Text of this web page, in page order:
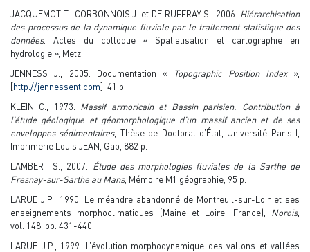
JACQUEMOT T., CORBONNOIS J. et DE RUFFRAY S., 2006. Hiérarchisation
des processus de la dynamique fluviale par le traitement statistique des
données. Actes du colloque « Spatialisation et cartographie en
hydrologie », Metz.
JENNESS J., 2005. Documentation «
Topographic Position Index »,
[http://jennessent.com], 41 p.
KLEIN C., 1973. Massif armoricain et Bassin parisien. Contribution à
l’étude géologique et géomorphologique d’un massif ancien et de ses
enveloppes sédimentaires, Thèse de Doctorat d’État, Université Paris I,
Imprimerie Louis JEAN, Gap, 882 p.
LAMBERT S., 2007. Étude des morphologies fluviales de la Sarthe de
Fresnay-sur-Sarthe au Mans, Mémoire M1 géographie, 95 p.
LARUE J.P., 1990. Le méandre abandonné de Montreuil-sur-Loir et ses
enseignements morphoclimatiques (Maine et Loire, France), Norois,
vol. 148, pp. 431-440.
LARUE J.P., 1999. L’évolution morphodynamique des vallons et vallées